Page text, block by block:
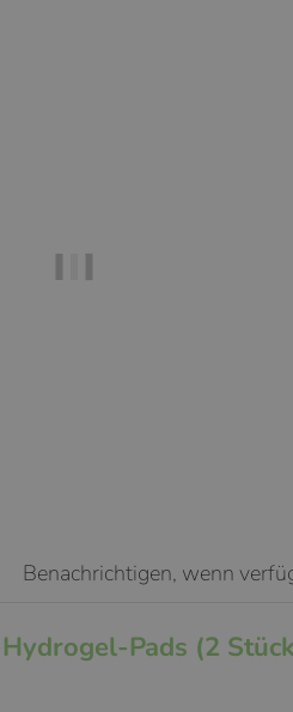
Benachrichtigen, wenn
Pads (2